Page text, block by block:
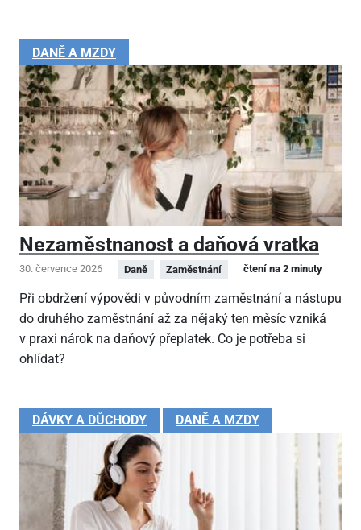
DANĚ A MZDY
Nezaměstnanost a daňová vratka
30. července 2026 Daně Zaměstnání čtení na 2 minuty
Při obdržení výpovědi v původním zaměstnání a nástupu
do druhého zaměstnání až za nějaký ten měsíc vzniká
v praxi nárok na daňový přeplatek. Co je potřeba si
ohlídat?
DÁVKY A DŮCHODY DANĚ A MZDY